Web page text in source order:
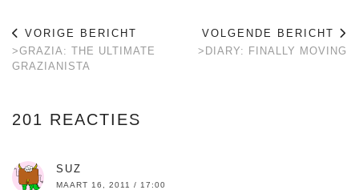
VORIGE BERICHT
>GRAZIA: THE ULTIMATE
GRAZIANISTA
VOLGENDE BERICHT
>DIARY: FINALLY MOVING
201 REACTIES
SUZ
MAART 16, 2011 / 17:00